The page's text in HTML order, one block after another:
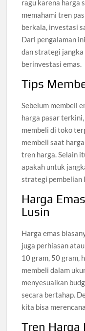
ragu karena harga
memahami tren
berkala, investasi
Dari pengalaman
dan strategi
berinvestasi emas.
Tips
Sebelum membeli
harga pasar
membeli di toko
membeli saat
tren harga. Selain
apakah untuk
strategi pembelian
Harga
Lusin
Harga emas
juga perhiasan
10 gram, 50 gram,
membeli dalam
menyesuaikan
secara bertahap.
kita bisa
Tren Harga